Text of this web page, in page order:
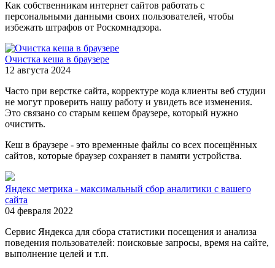
Как собственникам интернет сайтов работать с
персональными данными своих пользователей, чтобы
избежать штрафов от Роскомнадзора.
Очистка кеша в браузере
12 августа 2024
Часто при верстке сайта, корректуре кода клиенты веб студии
не могут проверить нашу работу и увидеть все изменения.
Это связано со старым кешем браузере, который нужно
очистить.
Кеш в браузере - это временные файлы со всех посещённых
сайтов, которые браузер сохраняет в памяти устройства.
Яндекс метрика - максимальный сбор аналитики с вашего
сайта
04 февраля 2022
Сервис Яндекса для сбора статистики посещения и анализа
поведения пользователей: поисковые запросы, время на сайте,
выполнение целей и т.п.